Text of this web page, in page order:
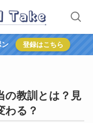
ン 登録はこちら
の教訓とは？見
わる？